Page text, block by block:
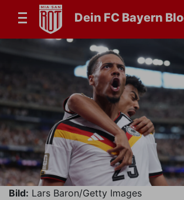
Dein FC Bayern
Bild: Lars Baron/Getty Images